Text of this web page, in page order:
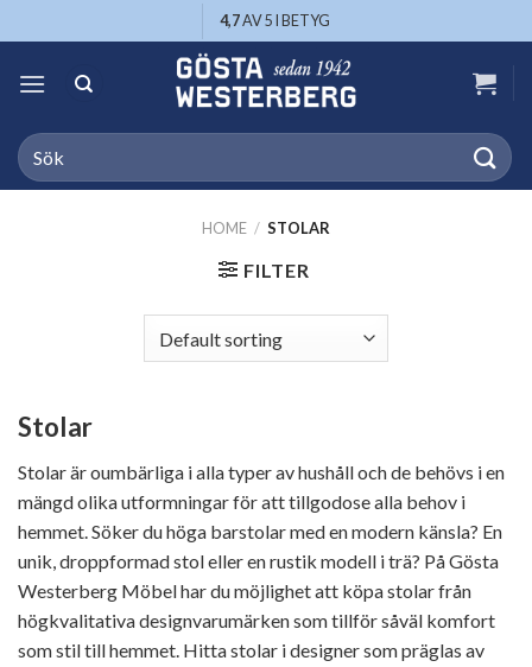
to
content
4,7AV 5 I BETYG
Search
for:
HOME / STOLAR
FILTER
Stolar
Stolar är oumbärliga i alla typer av hushåll och de behövs i en
mängd olika utformningar för att tillgodose alla behov i
hemmet. Söker du höga barstolar med en modern känsla? En
unik, droppformad stol eller en rustik modell i trä? På Gösta
Westerberg Möbel har du möjlighet att köpa stolar från
högkvalitativa designvarumärken som tillför såväl komfort
som stil till hemmet. Hitta stolar i designer som präglas av